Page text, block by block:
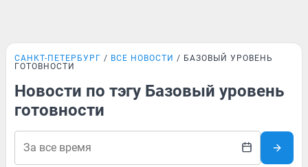
САНКТ-ПЕТЕРБУРГ ВСЕ НОВОСТИ
БАЗОВЫЙ УРОВЕНЬ
ГОТОВНОСТИ
Новости по тэгу Базовый уровень
готовности